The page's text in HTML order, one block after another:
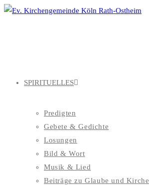
Zum
SPIRITUELLES
Predigten
Gebete & Gedichte
Losungen
Bild & Wort
Musik & Lied
Beiträge zu Glaube und Kirche